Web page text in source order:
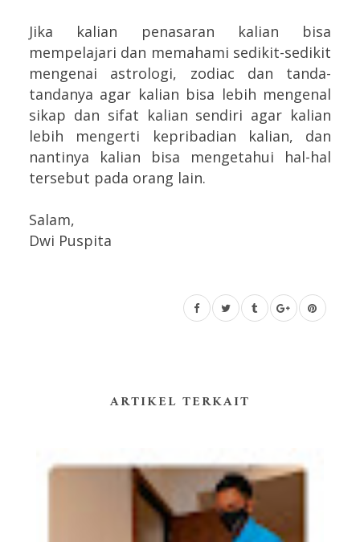
Jika kalian penasaran kalian bisa
mempelajari dan memahami sedikit-sedikit
mengenai astrologi, zodiac dan tanda-
tandanya agar kalian bisa lebih mengenal
sikap dan sifat kalian sendiri agar kalian
lebih mengerti kepribadian kalian, dan
nantinya kalian bisa mengetahui hal-hal
tersebut pada orang lain.
Salam,
Dwi Puspita
ARTIKEL TERKAIT